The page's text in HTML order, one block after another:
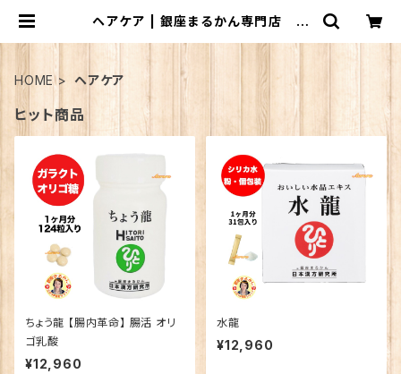
ヘアケア | 銀座まるかん専門店 オ
HOME ヘアケア
ヒット商品
ちょう龍 【腸内革命】 腸活 オリ
ゴ乳酸
¥12,960
水龍
¥12,960